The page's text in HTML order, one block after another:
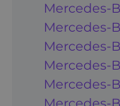
Mercedes-
Mercedes-
Mercedes-
Mercedes-
Mercedes-